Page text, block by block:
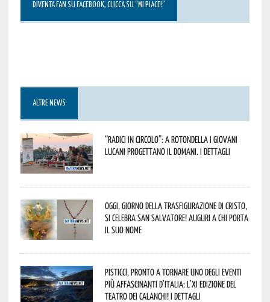
DIVENTA FAN SU FACEBOOK, CLICCA SU “MI PIACE!”
ALTRE NEWS
“Radici in Circolo”: a Rotondella i giovani
lucani progettano il domani. I dettagli
Oggi, giorno della Trasfigurazione di Cristo,
si celebra San Salvatore! Auguri a chi porta
il suo nome
Pisticci, pronto a tornare uno degli eventi
più affascinanti d’Italia: l’XI edizione del
Teatro dei Calanchi! I dettagli